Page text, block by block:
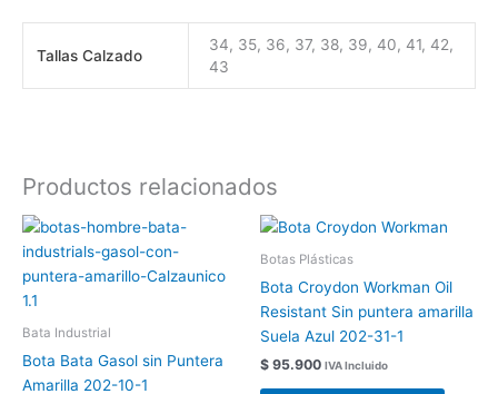
Tallas Calzado
34, 35, 36, 37, 38, 39, 40, 41, 42,
43
Productos relacionados
Bata Industrial
Bota Bata Gasol sin Puntera
Amarilla 202-10-1
producto
tiene
variantes.
opciones
Botas Plásticas
Bota Croydon Workman Oil
Resistant Sin puntera amarilla
Suela Azul 202-31-1
$ 95.900 IVA Incluido
Este